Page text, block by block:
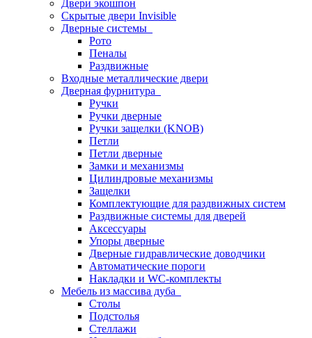
Двери экошпон
Скрытые двери Invisible
Дверные системы
Рото
Пеналы
Раздвижные
Входные металлические двери
Дверная фурнитура
Ручки
Ручки дверные
Ручки защелки (KNOB)
Петли
Петли дверные
Замки и механизмы
Цилиндровые механизмы
Защелки
Комплектующие для раздвижных систем
Раздвижные системы для дверей
Аксессуары
Упоры дверные
Дверные гидравлические доводчики
Автоматические пороги
Накладки и WC-комплекты
Мебель из массива дуба
Столы
Подстолья
Стеллажи